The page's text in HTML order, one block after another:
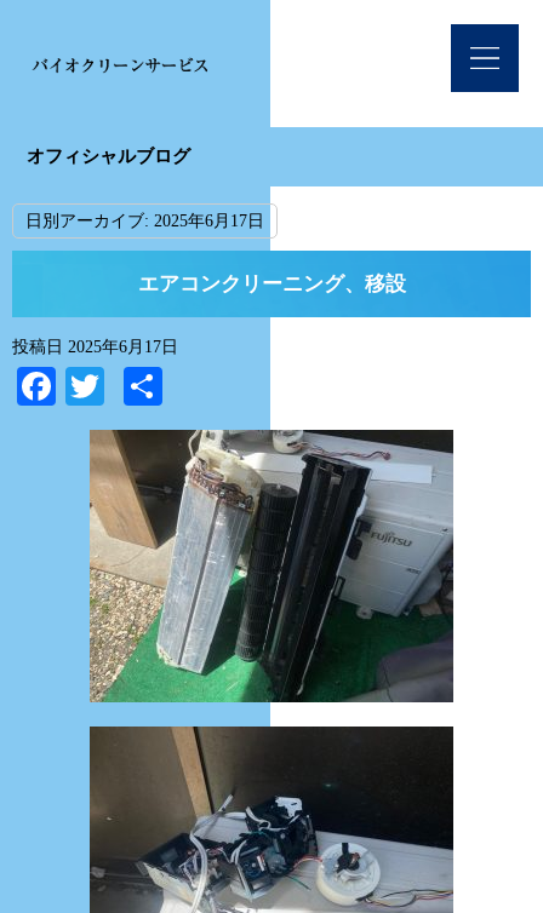
オフィシャルブログ
日別アーカイブ: 2025年6月17日
エアコンクリーニング、移設
投稿日 2025年6月17日
Facebook
Twitter
有